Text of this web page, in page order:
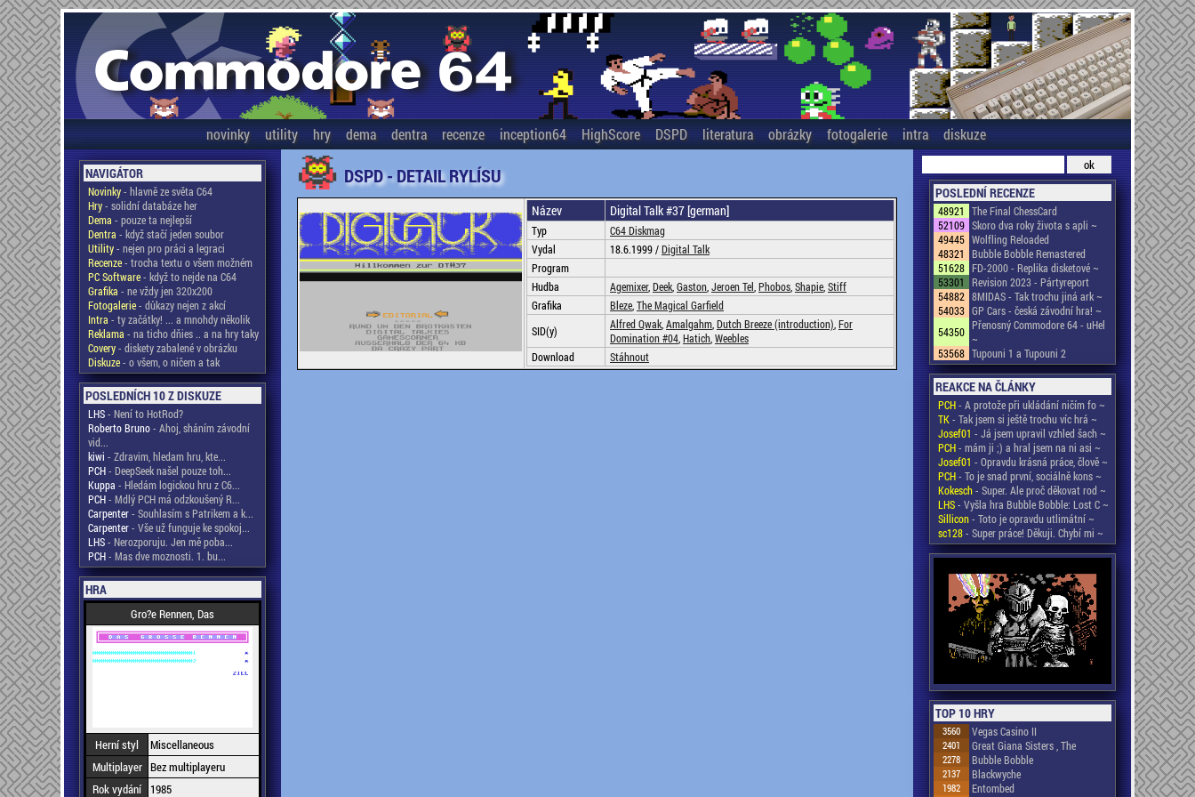
novinky utility hry dema dentra recenze inception64 HighScore DSPD literatura obrázky fotogalerie intra diskuze
NAVIGÁTOR
Novinky- hlavně ze světa C64
Hry- solidní databáze her
Dema - pouze ta nejlepší
Dentra - když stačí jeden soubor
Utility- nejen pro práci a legraci
Recenze- trocha textu o všem možném
PC Software- když to nejde na C64
Grafika - ne vždy jen 320x200
Fotogalerie- důkazy nejen z akcí
Intra - ty začátky! ... a mnohdy několik
Reklama - na ticho dňies .. a na hry taky
Covery- diskety zabalené v obrázku
Diskuze- o všem, o ničem a tak
POSLEDNÍCH 10 Z DISKUZE
LHS- Není to HotRod?
Roberto Bruno- Ahoj, sháním závodní
vid...
kiwi - Zdravim, hledam hru, kte...
PCH- DeepSeek našel pouze toh...
Kuppa - Hledám logickou hru z C6...
PCH- Mdlý PCH má odzkoušený R...
Carpenter- Souhlasím s Patrikem a k...
Carpenter- Vše už funguje ke spokoj...
LHS- Nerozporuju. Jen mě poba...
PCH- Mas dve moznosti. 1. bu...
HRA
Gro?e Rennen, Das
Herní styl
Miscellaneous
Multiplayer Bez multiplayeru
Rok vydání
1985
DSPD - DETAIL RYLÍSU
Název Digital Talk #37 [german]
Typ
C64 Diskmag
Vydal
18.6.1999 /Digital Talk
Program
Hudba
Agemixer, Deek Gaston Jeroen Tel Phobos Shapie Stiff
Grafika
Bleze The Magical Garfield
SID(y)
Alfred Qwak Amalgahm Dutch Breeze (introduction) For
Domination #04 Hatich Weebles
Download
Stáhnout
POSLEDNÍ RECENZE
48921
The Final ChessCard
52109 Skoro dva roky života s apli ~
49445 Wolfling Reloaded
48321
Bubble Bobble Remastered
51628 FD-2000 - Replika disketové ~
53301
Revision 2023 - Pártyreport
54882 8MIDAS - Tak trochu jiná ark ~
54033 GP Cars - česká závodní hra! ~
54350 Přenosný Commodore 64 - uHel
~
53568 Tupouni 1 a Tupouni 2
REAKCE NA ČLÁNKY
PCH- A protože při ukládání ničím fo ~
TK- Tak jsem si ještě trochu víc hrá ~
Josef01 - Já jsem upravil vzhled šach ~
PCH- mám ji ;) a hral jsem na ni asi ~
Josef01 - Opravdu krásná práce, člově ~
PCH- To je snad první, sociálně kons ~
Kokesch- Super. Ale proč děkovat rod ~
LHS- Vyšla hra Bubble Bobble: Lost C ~
Sillicon- Toto je opravdu utlimátní ~
sc128- Super práce! Děkuji. Chybí mi ~
TOP 10 HRY
3560 Vegas Casino II
2401 Great Giana Sisters , The
2278 Bubble Bobble
2137 Blackwyche
1982 Entombed